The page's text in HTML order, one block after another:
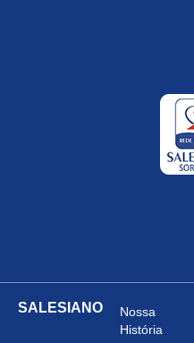
SALESIANO
Nossa
História